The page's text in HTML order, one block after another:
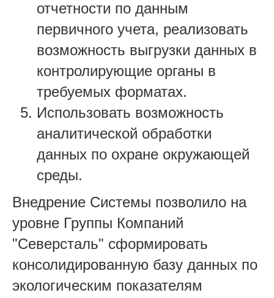
отчетности по данным
первичного учета, реализовать
возможность выгрузки данных в
контролирующие органы в
требуемых форматах.
Использовать возможность
аналитической обработки
данных по охране окружающей
среды.
Внедрение Системы позволило на
уровне Группы Компаний
"Северсталь" сформировать
консолидированную базу данных по
экологическим показателям